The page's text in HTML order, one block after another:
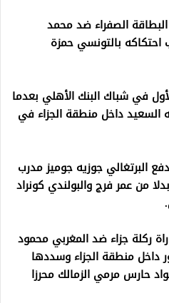
الصفراء ضد محمد
احتكاكه بالتونسي حمزة
في شباك البنك الأهلي بعدما
السعيد داخل منطقة الجزاء في
البرتغالي جوزيه جوميز مدرب
من عمر فرج والبولندي كونراد
ركلة جزاء ضد المغربي محمود
داخل منطقة الجزاء وسددها
حارس مرمي الزمالك محرزا